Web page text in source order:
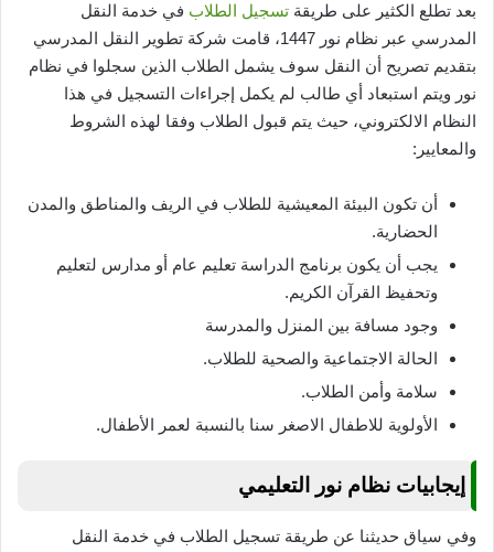
بعد تطلع الكثير على طريقة تسجيل الطلاب في خدمة النقل
المدرسي عبر نظام نور 1447، قامت شركة تطوير النقل المدرسي
بتقديم تصريح أن النقل سوف يشمل الطلاب الذين سجلوا في نظام
نور ويتم استبعاد أي طالب لم يكمل إجراءات التسجيل في هذا
النظام الالكتروني، حيث يتم قبول الطلاب وفقا لهذه الشروط
والمعايير:
أن تكون البيئة المعيشية للطلاب في الريف والمناطق والمدن
الحضارية.
يجب أن يكون برنامج الدراسة تعليم عام أو مدارس لتعليم
وتحفيظ القرآن الكريم.
وجود مسافة بين المنزل والمدرسة
الحالة الاجتماعية والصحية للطلاب.
سلامة وأمن الطلاب.
الأولوية للاطفال الاصغر سنا بالنسبة لعمر الأطفال.
إيجابيات نظام نور التعليمي
وفي سياق حديثنا عن طريقة تسجيل الطلاب في خدمة النقل